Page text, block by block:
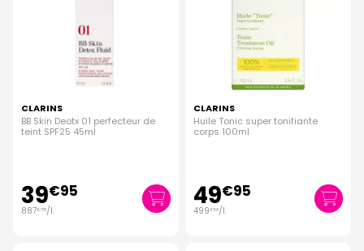
CLARINS
BB Skin Deotx 01 perfecteur de
teint SPF25 45ml
39€95
887€78/l.
CLARINS
Huile Tonic super tonifiante
corps 100ml
49€95
499€50/l.